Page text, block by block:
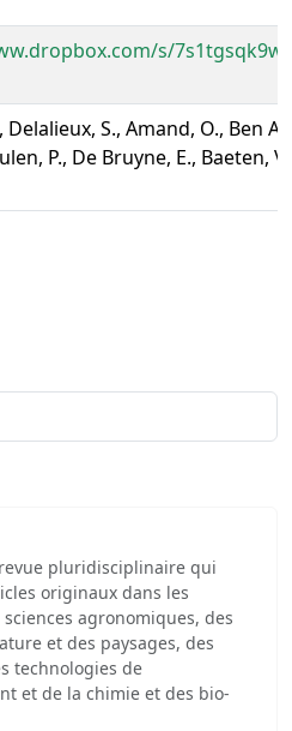
s/
Delalieux, S., Amand, O., Ben
P., De Bruyne, E., Baeten,
revue pluridisciplinaire qui
originaux dans les
agronomiques, des
et des paysages, des
technologies de
et de la chimie et des bio-